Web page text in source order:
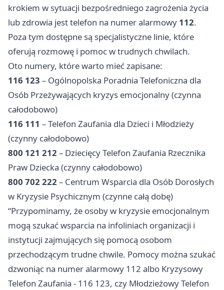
krokiem w sytuacji bezpośredniego zagrożenia życia
lub zdrowia jest telefon na numer alarmowy 112.
Poza tym dostępne są specjalistyczne linie, które
oferują rozmowę i pomoc w trudnych chwilach.
Oto numery, które warto mieć zapisane:
116 123 – Ogólnopolska Poradnia Telefoniczna dla
Osób Przeżywających kryzys emocjonalny (czynna
całodobowo)
116 111 – Telefon Zaufania dla Dzieci i Młodzieży
(czynny całodobowo)
800 121 212 – Dziecięcy Telefon Zaufania Rzecznika
Praw Dziecka (czynny całodobowo)
800 702 222 – Centrum Wsparcia dla Osób Dorosłych
w Kryzysie Psychicznym (czynne całą dobę)
“Przypominamy, że osoby w kryzysie emocjonalnym
mogą szukać wsparcia na infoliniach organizacji i
instytucji zajmujących się pomocą osobom
przechodzącym trudne chwile. Pomocy można szukać
dzwoniąc na numer alarmowy 112 albo Kryzysowy
Telefon Zaufania - 116 123, czy Młodzieżowy Telefon